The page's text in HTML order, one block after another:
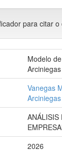
para citar
Modelo
Arciniegas
Vanegas
ANÁLISIS
2026